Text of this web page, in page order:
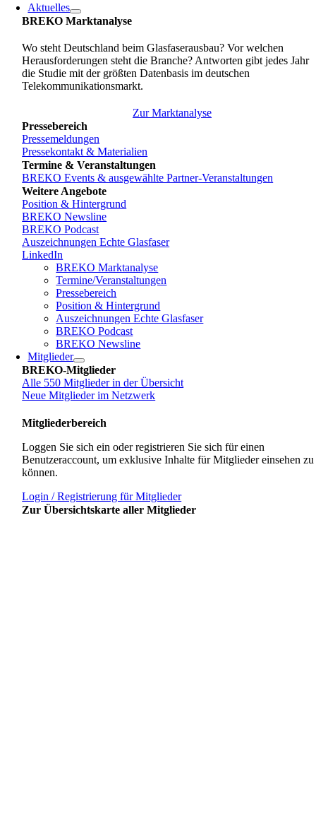
Aktuelles
BREKO Marktanalyse
Wo steht Deutschland beim Glasfaserausbau? Vor welchen
Herausforderungen steht die Branche? Antworten gibt jedes Jahr
die Studie mit der größten Datenbasis im deutschen
Telekommunikationsmarkt.
Zur Marktanalyse
Pressebereich
Pressemeldungen
Pressekontakt & Materialien
Termine & Veranstaltungen
BREKO Events & ausgewählte Partner-Veranstaltungen
Weitere Angebote
Position & Hintergrund
BREKO Newsline
BREKO Podcast
Auszeichnungen Echte Glasfaser
LinkedIn
BREKO Marktanalyse
Termine/Veranstaltungen
Pressebereich
Position & Hintergrund
Auszeichnungen Echte Glasfaser
BREKO Podcast
BREKO Newsline
Mitglieder
BREKO-Mitglieder
Alle 550 Mitglieder in der Übersicht
Neue Mitglieder im Netzwerk
Mitgliederbereich
Loggen Sie sich ein oder registrieren Sie sich für einen
Benutzeraccount, um exklusive Inhalte für Mitglieder einsehen zu
können.
Login / Registrierung für Mitglieder
Zur Übersichtskarte aller Mitglieder